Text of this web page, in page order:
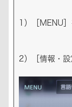
1）［MENU］
2）［情報・設